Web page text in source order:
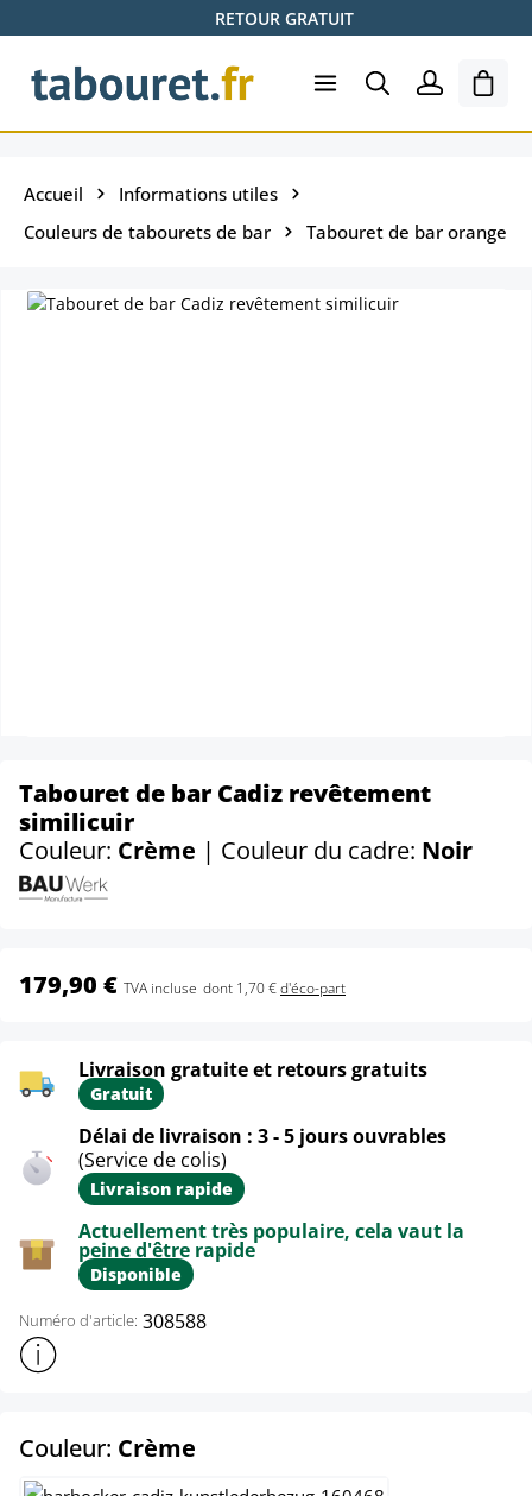
Passer au contenu principalRETOUR GRATUIT
Le
Accueil
Informations utiles
Couleurs de tabourets de bar
Tabouret de bar orange
Tabouret de bar Cadiz revêtement
similicuir
Couleur: Crème | Couleur du cadre: Noir
179,90 € TVA incluse dont 1,70 €d'éco-part
Livraison gratuite et retours gratuits
Gratuit
Délai de livraison : 3 - 5 jours ouvrables
(Service de colis)
Livraison rapide
Actuellement très populaire, cela vaut la
peine d'être rapide
Disponible
Numéro d'article: 308588
Afficher plus d'informations sur le produit
Couleur: Crème